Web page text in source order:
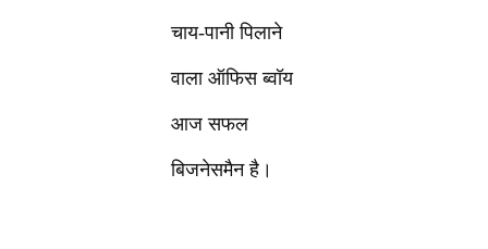
चाय-पानी पिलाने
वाला ऑफिस ब्वॉय
आज सफल
बिजनेसमैन है।